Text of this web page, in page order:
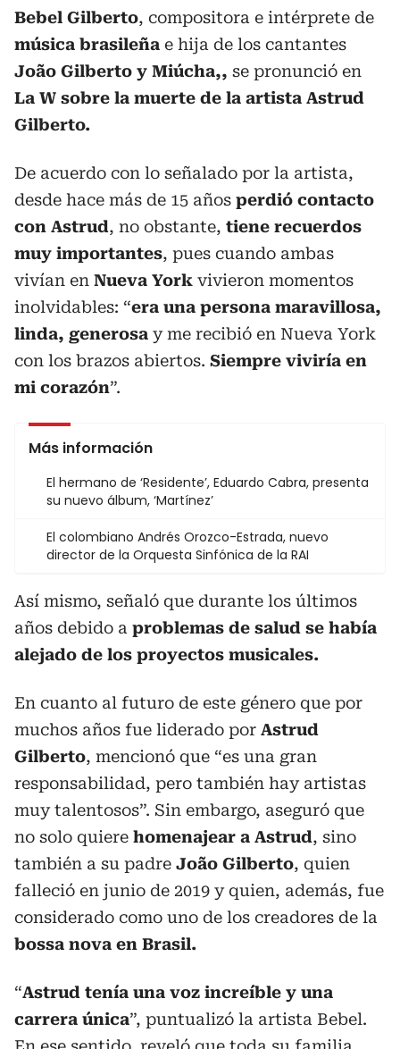
Bebel Gilberto, compositora e intérprete de
música brasileña e hija de los cantantes
João Gilberto y Miúcha,, se pronunció en
La W sobre la muerte de la artista Astrud
Gilberto.
De acuerdo con lo señalado por la artista,
desde hace más de 15 años perdió contacto
con Astrud, no obstante, tiene recuerdos
muy importantes, pues cuando ambas
vivían en Nueva York vivieron momentos
inolvidables: “era una persona maravillosa,
linda, generosa y me recibió en Nueva York
con los brazos abiertos. Siempre viviría en
mi corazón”.
Más información
El hermano de ‘Residente’, Eduardo Cabra, presenta
su nuevo álbum, ‘Martínez’
El colombiano Andrés Orozco-Estrada, nuevo
director de la Orquesta Sinfónica de la RAI
Así mismo, señaló que durante los últimos
años debido a problemas de salud se había
alejado de los proyectos musicales.
En cuanto al futuro de este género que por
muchos años fue liderado por Astrud
Gilberto, mencionó que “es una gran
responsabilidad, pero también hay artistas
muy talentosos”. Sin embargo, aseguró que
no solo quiere homenajear a Astrud, sino
también a su padre João Gilberto, quien
falleció en junio de 2019 y quien, además, fue
considerado como uno de los creadores de la
bossa nova en Brasil.
“Astrud tenía una voz increíble y una
carrera única”, puntualizó la artista Bebel.